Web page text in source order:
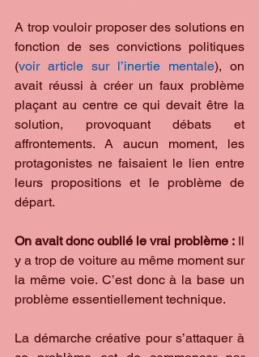
A trop vouloir proposer des solutions en
fonction de ses convictions politiques
(voir article sur l’inertie mentale), on
avait réussi à créer un faux problème
plaçant au centre ce qui devait être la
solution, provoquant débats et
affrontements. A aucun moment, les
protagonistes ne faisaient le lien entre
leurs propositions et le problème de
départ.
On avait donc oublié le vrai problème : Il
y a trop de voiture au même moment sur
la même voie. C’est donc à la base un
problème essentiellement technique.
La démarche créative pour s’attaquer à